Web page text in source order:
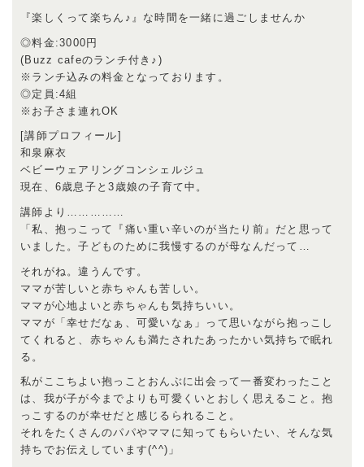
『楽しくって楽ちん♪』な時間を一緒に過ごしませんか
◎料金:3000円
(Buzz cafeのランチ付き♪)
※ランチ込みの料金となっております。
◎定員:4組
※お子さま連れOK
[講師プロフィール]
和泉麻衣
ベビーウェアリングコンシェルジュ
現在、6歳息子と3歳娘の子育て中。
講師より……………
「私、抱っこって『痛い重い辛いのが当たり前』だと思って
いました。子どものために我慢するのが母なんだって…
それがね。違うんです。
ママが苦しいと赤ちゃんも苦しい。
ママが心地よいと赤ちゃんも気持ちいい。
ママが「幸せだなぁ、可愛いなぁ」って思いながら抱っこし
てくれると、赤ちゃんも満たされたあったかい気持ちで眠れ
る。
私がここちよい抱っことおんぶに出会って一番変わったこと
は、我が子が今までよりも可愛くいとおしく思えること。抱
っこするのが幸せだと感じるられること。
それをたくさんのパパやママに知ってもらいたい、そんな気
持ちでお伝えしています(^^)」